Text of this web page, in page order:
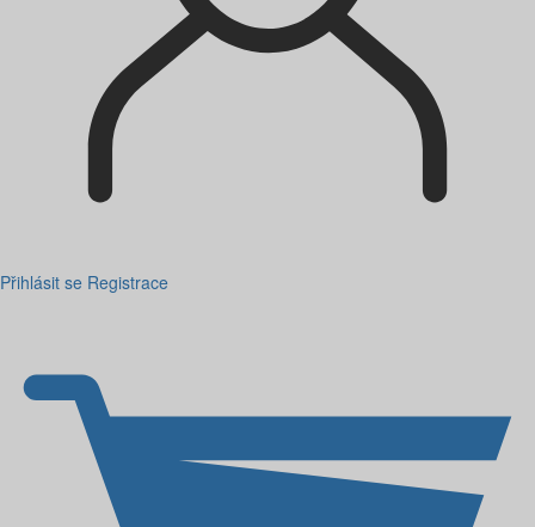
Přihlásit se Registrace